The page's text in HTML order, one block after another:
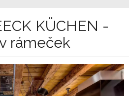
KÜCHEN -
rámeček